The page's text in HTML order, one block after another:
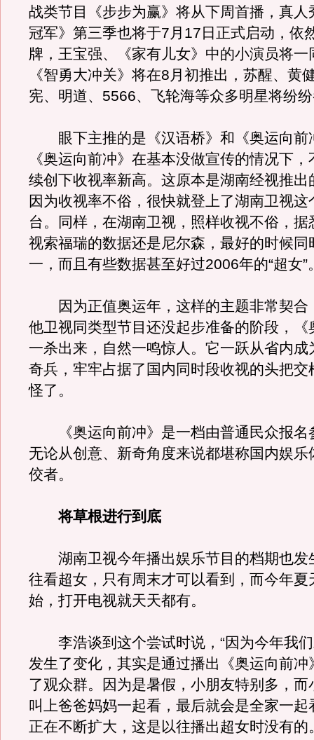
战类节目《步步为赢》将从下周首播，真人
冠军》第三季也将于7月17日正式启动，依
牌，王宝强、《家有儿女》中的小演员将一
《智勇大冲关》将在8月初推出，苏醒、黄
宪、明道、5566、飞轮海等众多明星将纷
眼下主推的是《汉语桥》和《奥运向前
《奥运向前冲》在基本没做宣传的情况下
续创下收视率新高。这原本是湖南经视推出
因为收视率不俗，很快就登上了湖南卫视这
台。同样，在湖南卫视，照样收视不俗，据
视索福瑞的数据还是尼尔森，最好的时候同
一，而且有些数据甚至好过2006年的“超女”
因为正值奥运年，这样的主题非常契合
他卫视同类型节目还没起步准备的阶段，《
一杀出来，自然一鸣惊人。它一跃从省内成
奇兵，牢牢占据了国内同时段收视的头把交
怪了。
《奥运向前冲》是一档由普通民众报名
无论从创意、新奇角度来说都堪称国内娱乐
佼者。
将草根进行到底
湖南卫视今年播出娱乐节目的档期也发
往看超女，只有周末才可以看到，而今年夏
始，打开电视就天天都有。
李浩谈到这个尝试时说，“因为今年我们
发生了变化，其实是通过播出《奥运向前冲
了观众群。因为是暑假，小朋友特别多，而
叫上爸爸妈妈一起看，最后就会是全家一起
正在不断扩大，这是以往播出超女时没有的